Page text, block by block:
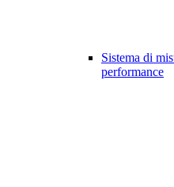
Sistema di
performance